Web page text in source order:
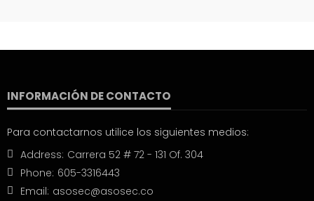
INFORMACIÓN DE CONTACTO
Para contactarnos utilice los siguientes medios:
Address: Carrera 52 # 72 - 131 Of. 304
Phone: 605-3316443
Email: asosec@asosec.co